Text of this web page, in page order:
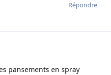
Répondre
pansements en spray